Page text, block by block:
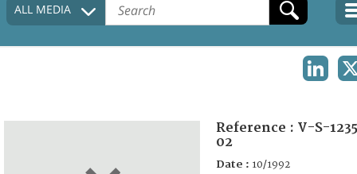
COLLECTIONS DESCRIPTION
ALL MEDIA
Reference : V-S-
02
Date : 10/1992